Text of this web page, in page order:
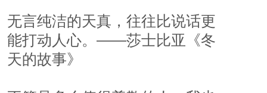
无言纯洁的天真，往往比说话更
能打动人心。——莎士比亚《冬
天的故事》